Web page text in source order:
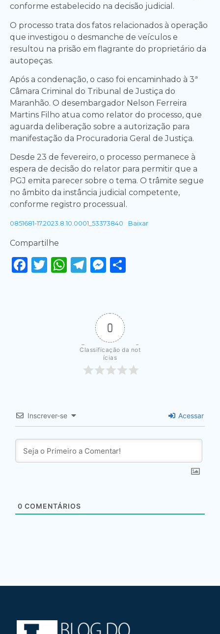
conforme estabelecido na decisão judicial.
O processo trata dos fatos relacionados à operação
que investigou o desmanche de veículos e
resultou na prisão em flagrante do proprietário da
autopeças.
Após a condenação, o caso foi encaminhado à 3ª
Câmara Criminal do Tribunal de Justiça do
Maranhão. O desembargador Nelson Ferreira
Martins Filho atua como relator do processo, que
aguarda deliberação sobre a autorização para
manifestação da Procuradoria Geral de Justiça.
Desde 23 de fevereiro, o processo permanece à
espera de decisão do relator para permitir que a
PGJ emita parecer sobre o tema. O trâmite segue
no âmbito da instância judicial competente,
conforme registro processual.
0851681-17.2023.8.10.0001_53373840 Baixar
Compartilhe
Facebook
Twitter
WhatsApp
Telegram
Messenger
0
Classificação da not
ícias
Inscrever-se Acessar
0 COMENTÁRIOS